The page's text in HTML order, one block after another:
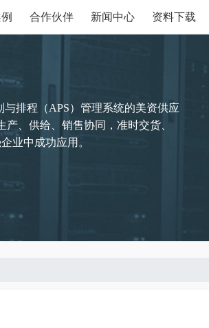
合作伙伴 新闻中心 资料下载
排程（APS）管理系统的美资供应
、供给、销售协同，准时交货、
业中成功应用。